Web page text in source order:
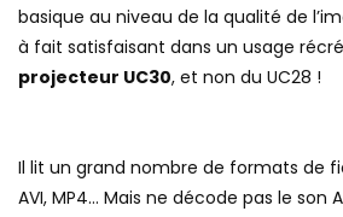
basique au niveau de la qualité de
à fait satisfaisant dans un usage
projecteur UC30, et non du UC28 !
Il lit un grand nombre de formats de
AVI, MP4… Mais ne décode pas le son